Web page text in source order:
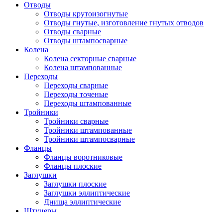
Отводы
Отводы крутоизогнутые
Отводы гнутые, изготовление гнутых отводов
Отводы сварные
Отводы штампосварные
Колена
Колена секторные сварные
Колена штампованные
Переходы
Переходы сварные
Переходы точеные
Переходы штампованные
Тройники
Тройники сварные
Тройники штампованные
Тройники штампосварные
Фланцы
Фланцы воротниковые
Фланцы плоские
Заглушки
Заглушки плоские
Заглушки эллиптические
Днища эллиптические